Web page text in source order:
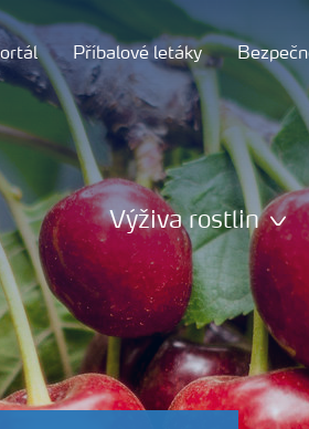
Příbalové letáky
Výživa rostlin